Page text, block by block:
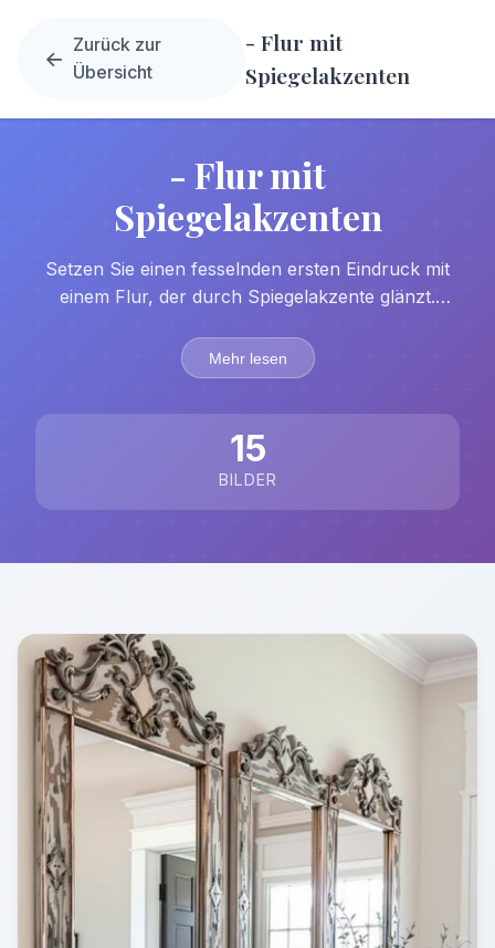
Zurück zur
Übersicht
- Flur mit
Spiegelakzenten
- Flur mit
Spiegelakzenten
Setzen Sie einen fesselnden ersten Eindruck mit
einem Flur, der durch Spiegelakzente glänzt.
visuelle Ausdehnung des Raumes, sondern bringt
auch eine elegante und raffinierte Atmosphäre in
faszinierende Blickfänger, die das Licht einfangen
und es durch den gesamten Raum verteilen, und
schaffen so eine einladende und lebendige
oder eine Reihe von Spiegeln, die strategisch
platziert sind, um das meiste aus dem natürlichen
Licht zu machen. Dieser Stil passt perfekt zu
modernen und minimalistischen Interieurs, kann
aber auch in traditionelleren Umgebungen pfiffig
wirken. Kombinieren Sie die Spiegel mit einer
schlichten Farbpalette und ergänzen Sie sie mit
stilvollen Beleuchtungskörpern und
Möbelstücken, um einen harmonischen und
abgerundeten Look zu erzeugen. Der Einsatz von
Spiegelakzenten in Ihrem Flur ist eine kreative
und effektvolle Möglichkeit, um das Potenzial
Mehr lesen
15
BILDER